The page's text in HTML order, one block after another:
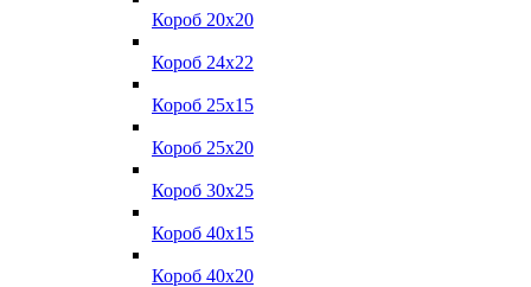
Короб 20x20
Короб 24x22
Короб 25x15
Короб 25x20
Короб 30x25
Короб 40x15
Короб 40x20